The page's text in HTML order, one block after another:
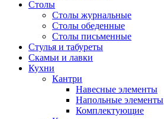
Столы
Столы журнальные
Столы обеденные
Столы письменные
Стулья и табуреты
Скамьи и лавки
Кухни
Кантри
Навесные элементы
Напольные элементы
Комплектующие